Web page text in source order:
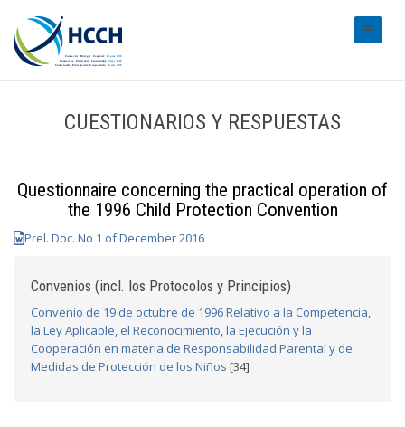
CUESTIONARIOS Y RESPUESTAS
Questionnaire concerning the practical operation of
the 1996 Child Protection Convention
Prel. Doc. No 1 of December 2016
Convenios (incl. los Protocolos y Principios)
Convenio de 19 de octubre de 1996 Relativo a la Competencia,
la Ley Aplicable, el Reconocimiento, la Ejecución y la
Cooperación en materia de Responsabilidad Parental y de
Medidas de Protección de los Niños [34]